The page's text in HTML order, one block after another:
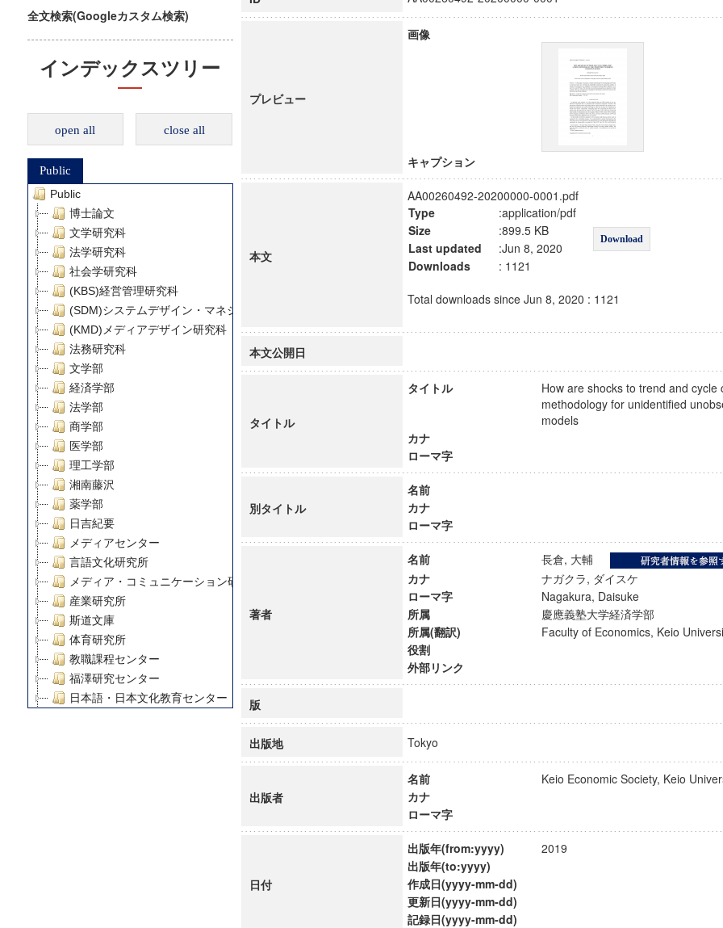
全文検索(Googleカスタム検索)
インデックスツリー
open all close all
Public
Public
博士論文
文学研究科
法学研究科
社会学研究科
(KBS)経営管理研究科
(SDM)システムデザイン・マネジメント研究科
(KMD)メディアデザイン研究科
法務研究科
文学部
経済学部
法学部
商学部
医学部
理工学部
湘南藤沢
薬学部
日吉紀要
メディアセンター
言語文化研究所
メディア・コミュニケーション研究所
産業研究所
斯道文庫
体育研究所
教職課程センター
福澤研究センター
日本語・日本文化教育センター
慶應義塾大学グローバルCOEプログラム市民社会ガバナンス教育研究センター
慶應義塾大学グローバルCOEプログラム論理と感性の先端的教育研究拠点
博士課程教育リーディングプログラム「超成熟社会発展のサイエンス」
プレビュー
画像
キャプション
本文
AA00260492-20200000-0001.pdf
Type
:application/pdf
Download
Size
:899.5 KB
Last updated
:Jun 8, 2020
Downloads
: 1121
Total downloads since Jun 8, 2020 : 1121
本文公開日
タイトル
タイトル
How are shocks to trend and
methodology for unidentified
models
カナ
ローマ字
別タイトル
名前
カナ
ローマ字
著者
名前
長倉, 大輔
カナ
ナガクラ, ダイスケ
ローマ字
Nagakura, Daisuke
所属
慶應義塾大学経済学部
所属(翻訳)
Faculty of Economics, Keio
役割
外部リンク
版
出版地 Tokyo
出版者
名前
Keio Economic Society, Keio
カナ
ローマ字
日付
出版年(from:yyyy)
2019
出版年(to:yyyy)
作成日(yyyy-mm-dd)
更新日(yyyy-mm-dd)
記録日(yyyy-mm-dd)